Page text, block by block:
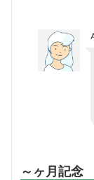
～ヶ月記念